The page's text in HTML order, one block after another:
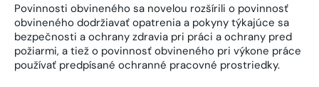
Povinnosti obvineného sa novelou rozšírili o povinnosť
obvineného dodržiavať opatrenia a pokyny týkajúce sa
bezpečnosti a ochrany zdravia pri práci a ochrany pred
požiarmi, a tiež o povinnosť obvineného pri výkone práce
používať predpísané ochranné pracovné prostriedky.